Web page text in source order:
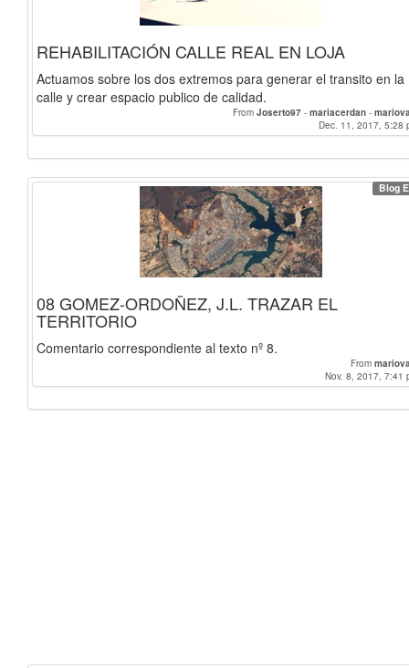
REHABILITACIÓN CALLE REAL EN LOJA
Actuamos sobre los dos extremos para generar el transito en la
calle y crear espacio publico de calidad.
From Joserto97 - mariacerdan -
Dec. 11, 2017, 5:28
Blog
08 GOMEZ-ORDOÑEZ, J.L. TRAZAR EL
TERRITORIO
Comentario correspondiente al texto nº 8.
From
Nov. 8, 2017, 7:41